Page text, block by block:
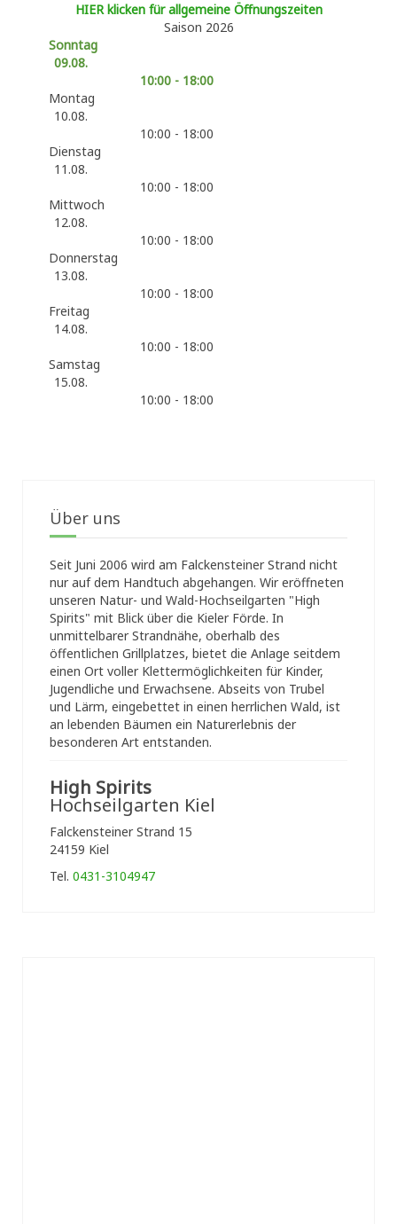
HIER klicken für allgemeine Öffnungszeiten
Saison 2026
Sonntag
09.08.
10:00 - 18:00
Montag
10.08.
10:00 - 18:00
Dienstag
11.08.
10:00 - 18:00
Mittwoch
12.08.
10:00 - 18:00
Donnerstag
13.08.
10:00 - 18:00
Freitag
14.08.
10:00 - 18:00
Samstag
15.08.
10:00 - 18:00
Über uns
Seit Juni 2006 wird am Falckensteiner Strand nicht
nur auf dem Handtuch abgehangen. Wir eröffneten
unseren Natur- und Wald-Hochseilgarten "High
Spirits" mit Blick über die Kieler Förde. In
unmittelbarer Strandnähe, oberhalb des
öffentlichen Grillplatzes, bietet die Anlage seitdem
einen Ort voller Klettermöglichkeiten für Kinder,
Jugendliche und Erwachsene. Abseits von Trubel
und Lärm, eingebettet in einen herrlichen Wald, ist
an lebenden Bäumen ein Naturerlebnis der
besonderen Art entstanden.
High Spirits
Hochseilgarten Kiel
Falckensteiner Strand 15
24159 Kiel
Tel. 0431-3104947